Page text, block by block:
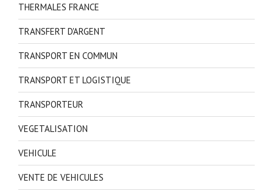
THERMALES FRANCE
TRANSFERT D'ARGENT
TRANSPORT EN COMMUN
TRANSPORT ET LOGISTIQUE
TRANSPORTEUR
VEGETALISATION
VEHICULE
VENTE DE VEHICULES